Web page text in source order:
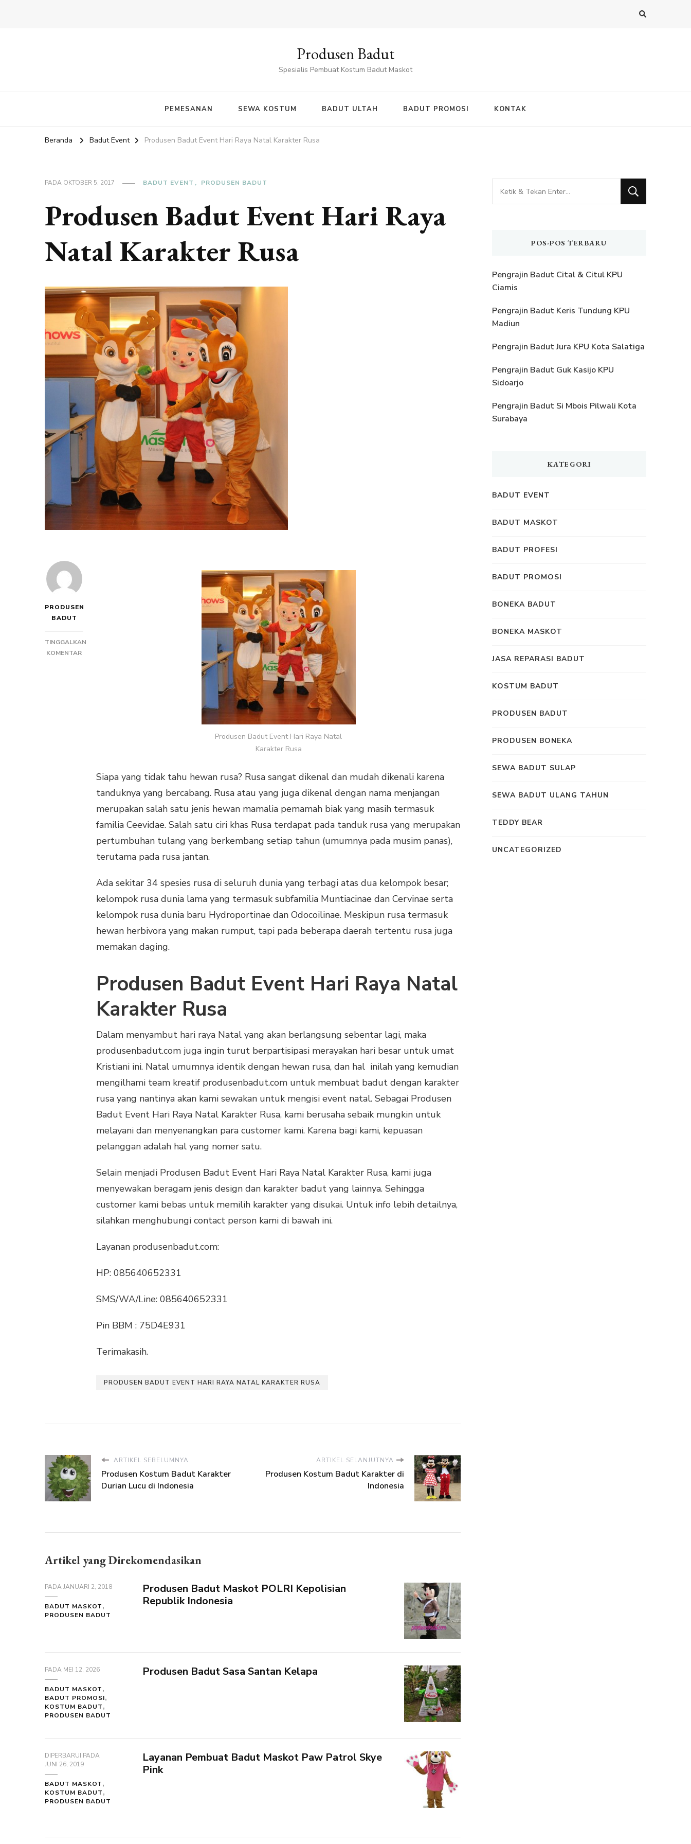
Produsen Badut
Spesialis Pembuat Kostum Badut Maskot
PEMESANAN SEWA KOSTUM BADUT ULTAH BADUT PROMOSI KONTAK
Beranda Badut Event Produsen Badut Event Hari Raya Natal Karakter Rusa
PADA OKTOBER 5, 2017 BADUT EVENT PRODUSEN BADUT
Produsen Badut Event Hari Raya
Natal Karakter Rusa
PRODUSEN
BADUT
TINGGALKAN
KOMENTARPADA
Produsen Badut Event Hari Raya Natal
Karakter Rusa
Siapa yang tidak tahu hewan rusa? Rusa sangat dikenal dan mudah dikenali karena
tanduknya yang bercabang. Rusa atau yang juga dikenal dengan nama menjangan
merupakan salah satu jenis hewan mamalia pemamah biak yang masih termasuk
familia Ceevidae. Salah satu ciri khas Rusa terdapat pada tanduk rusa yang merupakan
pertumbuhan tulang yang berkembang setiap tahun (umumnya pada musim panas),
terutama pada rusa jantan.
Ada sekitar 34 spesies rusa di seluruh dunia yang terbagi atas dua kelompok besar;
kelompok rusa dunia lama yang termasuk subfamilia Muntiacinae dan Cervinae serta
kelompok rusa dunia baru Hydroportinae dan Odocoilinae. Meskipun rusa termasuk
hewan herbivora yang makan rumput, tapi pada beberapa daerah tertentu rusa juga
memakan daging.
Produsen Badut Event Hari Raya Natal
Karakter Rusa
Dalam menyambut hari raya Natal yang akan berlangsung sebentar lagi, maka
produsenbadut.com juga ingin turut berpartisipasi merayakan hari besar untuk umat
Kristiani ini. Natal umumnya identik dengan hewan rusa, dan hal inilah yang kemudian
mengilhami team kreatif produsenbadut.com untuk membuat badut dengan karakter
rusa yang nantinya akan kami sewakan untuk mengisi event natal. Sebagai Produsen
Badut Event Hari Raya Natal Karakter Rusa, kami berusaha sebaik mungkin untuk
melayani dan menyenangkan para customer kami. Karena bagi kami, kepuasan
pelanggan adalah hal yang nomer satu.
Selain menjadi Produsen Badut Event Hari Raya Natal Karakter Rusa, kami juga
menyewakan beragam jenis design dan karakter badut yang lainnya. Sehingga
customer kami bebas untuk memilih karakter yang disukai. Untuk info lebih detailnya,
silahkan menghubungi contact person kami di bawah ini.
Layanan produsenbadut.com:
HP: 085640652331
SMS/WA/Line: 085640652331
Pin BBM : 75D4E931
Terimakasih.
PRODUSEN BADUT EVENT HARI RAYA NATAL KARAKTER RUSA
ARTIKEL SEBELUMNYA
Produsen Kostum Badut Karakter
Durian Lucu di Indonesia
ARTIKEL SELANJUTNYA
Produsen Kostum Badut Karakter di
Indonesia
Artikel yang Direkomendasikan
PADAJANUARI 2, 2018
BADUT MASKOT
PRODUSEN BADUT
Produsen Badut Maskot POLRI Kepolisian
Republik Indonesia
PADA MEI 12, 2026
BADUT MASKOT
BADUT PROMOSI
KOSTUM BADUT
PRODUSEN BADUT
Produsen Badut Sasa Santan Kelapa
DIPERBARUI PADA
JUNI 26, 2019
BADUT MASKOT
KOSTUM BADUT
PRODUSEN BADUT
Layanan Pembuat Badut Maskot Paw Patrol Skye
Pink
Mencari
Sesuatu?
POS-POS TERBARU
Pengrajin Badut Cital & Citul KPU
Ciamis
Pengrajin Badut Keris Tundung KPU
Madiun
Pengrajin Badut Jura KPU Kota Salatiga
Pengrajin Badut Guk Kasijo KPU
Sidoarjo
Pengrajin Badut Si Mbois Pilwali Kota
Surabaya
KATEGORI
BADUT EVENT
BADUT MASKOT
BADUT PROFESI
BADUT PROMOSI
BONEKA BADUT
BONEKA MASKOT
JASA REPARASI BADUT
KOSTUM BADUT
PRODUSEN BADUT
PRODUSEN BONEKA
SEWA BADUT SULAP
SEWA BADUT ULANG TAHUN
TEDDY BEAR
UNCATEGORIZED